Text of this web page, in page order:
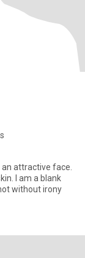
attractive face.
I am a blank
without irony